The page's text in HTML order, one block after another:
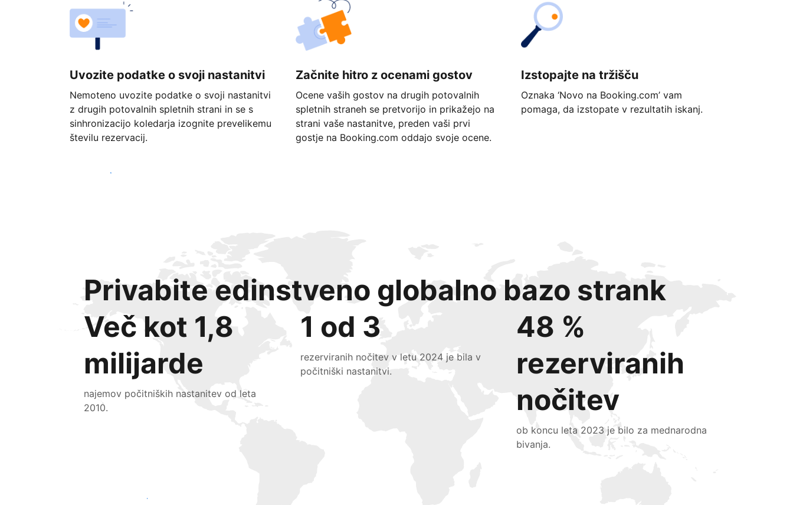
Uvozite podatke o svoji nastanitvi
Nemoteno uvozite podatke o svoji nastanitvi
z drugih potovalnih spletnih strani in se s
sinhronizacijo koledarja izognite prevelikemu
številu rezervacij.
Začnite hitro z ocenami gostov
Ocene vaših gostov na drugih potovalnih
spletnih straneh se pretvorijo in prikažejo na
strani vaše nastanitve, preden vaši prvi
gostje na Booking.com oddajo svoje ocene.
Izstopajte na tržišču
Oznaka ‘Novo na Booking.com’ vam
pomaga, da izstopate v rezultatih iskanj.
Začnite danes
Privabite edinstveno globalno bazo strank
Več kot 1,8
milijarde
najemov počitniških nastanitev od leta
2010.
1 od 3
rezerviranih nočitev v letu 2024 je bila v
počitniški nastanitvi.
48 %
rezerviranih
nočitev
ob koncu leta 2023 je bilo za mednarodna
bivanja.
Pridobite nove goste še danes